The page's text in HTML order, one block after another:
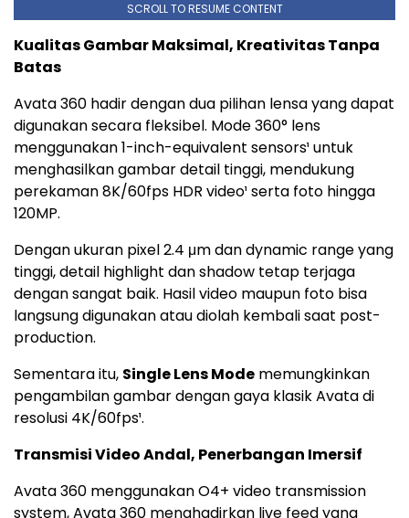
SCROLL TO RESUME CONTENT
Kualitas Gambar Maksimal, Kreativitas Tanpa
Batas
Avata 360 hadir dengan dua pilihan lensa yang dapat
digunakan secara fleksibel. Mode 360° lens
menggunakan 1-inch-equivalent sensors¹ untuk
menghasilkan gambar detail tinggi, mendukung
perekaman 8K/60fps HDR video¹ serta foto hingga
120MP.
Dengan ukuran pixel 2.4 μm dan dynamic range yang
tinggi, detail highlight dan shadow tetap terjaga
dengan sangat baik. Hasil video maupun foto bisa
langsung digunakan atau diolah kembali saat post-
production.
Sementara itu, Single Lens Mode memungkinkan
pengambilan gambar dengan gaya klasik Avata di
resolusi 4K/60fps¹.
Transmisi Video Andal, Penerbangan Imersif
Avata 360 menggunakan O4+ video transmission
system, Avata 360 menghadirkan live feed yang